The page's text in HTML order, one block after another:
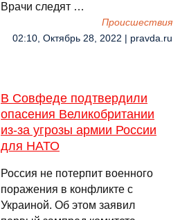
Врачи следят …
Происшествия
02:10, Октябрь 28, 2022 | pravda.ru
В Совфеде подтвердили
опасения Великобритании
из-за угрозы армии России
для НАТО
Россия не потерпит военного
поражения в конфликте с
Украиной. Об этом заявил